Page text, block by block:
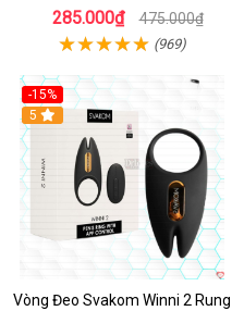
Giá Tốt
285.000₫ 475.000₫
(969)
-15%
Hot
5
Vòng Đeo Svakom Winni 2 Rung